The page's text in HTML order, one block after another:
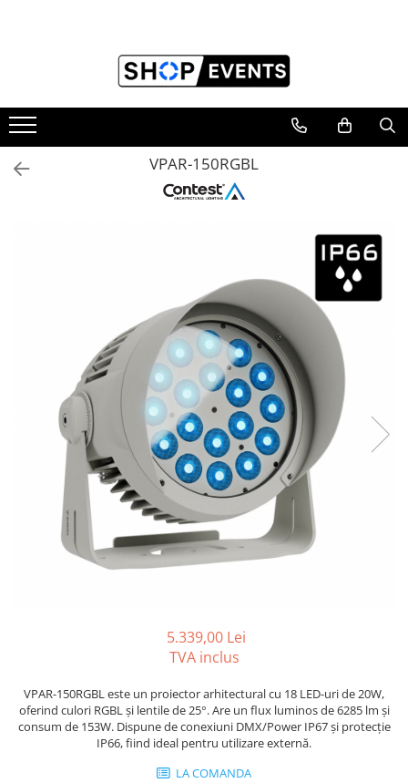
Toate Produsele
Memorii USB
Memorii USB din Lemn
Memorii USB cu pix si cutie lemn
Memorii USB Cristal in Cutie
Props & Creativitate
Boxe Pasive
Boxe Active
Boxe Portabile
Huse Boxe
Piese & componente - Boxe
Accesorii & Hardware
Microfoane cu fir
Microfoane wireless
Accesorii Microfoane
VPAR-150RGBL
5.339,00 Lei
TVA inclus
VPAR-150RGBL este un proiector arhitectural cu 18 LED-uri de 20W,
oferind culori RGBL și lentile de 25°. Are un flux luminos de 6285 lm și
consum de 153W. Dispune de conexiuni DMX/Power IP67 și protecție
IP66, fiind ideal pentru utilizare externă.
LA COMANDA